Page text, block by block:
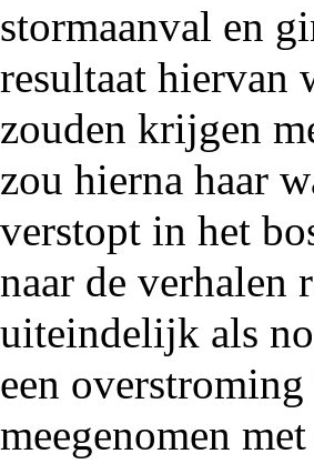
stormaanval en
resultaat hiervan
zouden krijgen
zou hierna haar
verstopt in het
naar de verhalen
uiteindelijk als
een
meegenomen